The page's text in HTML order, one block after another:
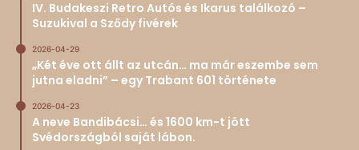
IV. Budakeszi Retro Autós és Ikarus találkozó –
Suzukival a Sződy fivérek
2026-04-29
„Két éve ott állt az utcán… ma már eszembe sem
jutna eladni” – egy Trabant 601 története
2026-04-23
A neve Bandibácsi… és 1600 km-t jött
Svédországból saját lábon.